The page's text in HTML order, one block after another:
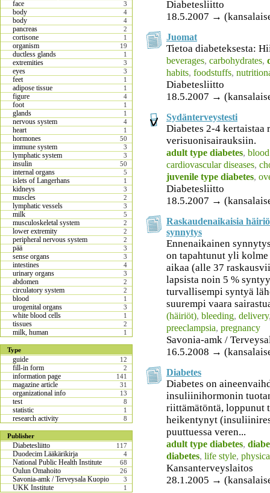
face 3
body 4
body 4
pancreas 2
cortisone 1
organism 19
ductless glands 1
extremities 3
eyes 3
feet 1
adipose tissue 1
figure 4
foot 1
glands 1
nervous system 4
heart 1
hormones 50
immune system 3
lymphatic system 3
insulin 50
internal organs 5
islets of Langerhans 1
kidneys 3
muscles 2
lymphatic vessels 3
milk 5
musculoskeletal system 2
lower extremity 2
peripheral nervous system 2
pää 3
sense organs 3
intestines 4
urinary organs 3
abdomen 2
circulatory system 2
blood 1
urogenital organs 3
white blood cells 1
tissues 2
milk, human 1
Type
guide 12
fill-in form 2
information page 141
magazine article 31
organizational info 13
test 8
statistic 1
research activity 8
Publisher
Diabetesliitto 117
Duodecim Lääkärikirja 4
National Public Health Institute 68
Oulun Omahoito 26
Savonia-amk / Terveysala Kuopio 3
UKK Institute 1
Diabetesliitto
18.5.2007 →
Juomat
Tietoa diabeteksesta:
beverages, carbohydrates,
habits, foodstuffs,
Diabetesliitto
18.5.2007 →
Sydänterveystesti
Diabetes 2-4 kertaistaa
verisuonisairauksiin.
adult type diabetes,
cardiovascular diseases,
juvenile type diabetes,
Diabetesliitto
18.5.2007 →
Raskaudenaikaisia
synnytys
Ennenaikainen
on tapahtunut yli
aikaa (alle 37
lapsista noin 5 %
turvallisempi syntyä
suurempi vaara
(häiriöt), bleeding, delivery
preeclampsia, pregnancy
Savonia-amk /
16.5.2008 →
Diabetes
Diabetes on
insuliinihormonin
riittämätöntä, loppunut
heikentynyt
puuttuessa veren...
adult type diabetes,
diabetes, life style,
Kansanterveyslaitos
28.1.2005 →